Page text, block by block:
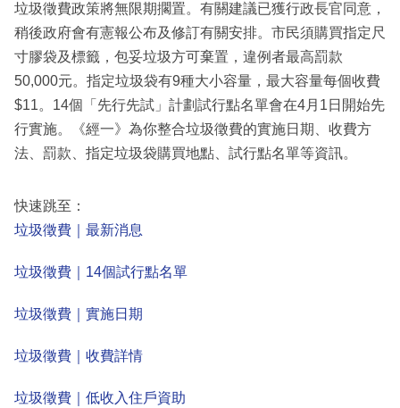
垃圾徵費政策將無限期擱置。有關建議已獲行政長官同意，
稍後政府會有憲報公布及修訂有關安排。市民須購買指定尺
寸膠袋及標籤，包妥垃圾方可棄置，違例者最高罰款
50,000元。指定垃圾袋有9種大小容量，最大容量每個收費
$11。14個「先行先試」計劃試行點名單會在4月1日開始先
行實施。《經一》為你整合垃圾徵費的實施日期、收費方
法、罰款、指定垃圾袋購買地點、試行點名單等資訊。
快速跳至：
垃圾徵費｜最新消息
垃圾徵費｜14個試行點名單
垃圾徵費｜實施日期
垃圾徵費｜收費詳情
垃圾徵費｜低收入住戶資助